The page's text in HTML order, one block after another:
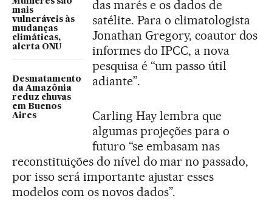
mais
vulneráveis às
mudanças
climáticas,
alerta ONU
Desmatamento
da Amazônia
reduz chuvas
em Buenos
Aires
das marés e os dados de
satélite. Para o climatologista
Jonathan Gregory, coautor dos
informes do IPCC, a nova
pesquisa é “um passo útil
adiante”.
Carling Hay lembra que
algumas projeções para o
futuro “se embasam nas
reconstituições do nível do mar no passado,
por isso será importante ajustar esses
modelos com os novos dados”.